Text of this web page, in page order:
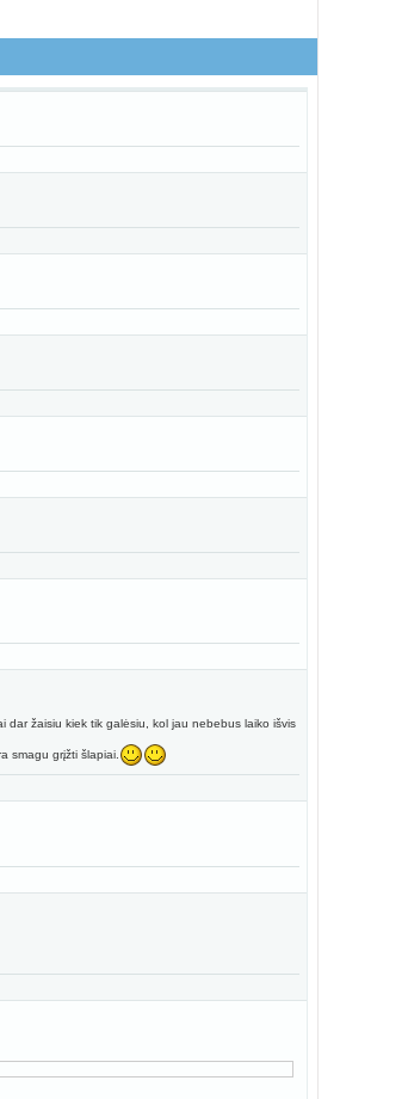
dar žaisiu kiek tik galėsiu, kol jau nebebus laiko išvis
smagu grįžti šlapiai.